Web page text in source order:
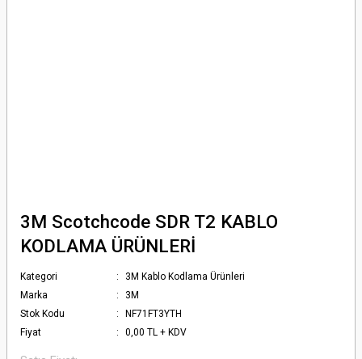
3M Scotchcode SDR T2 KABLO
KODLAMA ÜRÜNLERİ
Kategori
3M Kablo Kodlama Ürünleri
Marka
3M
Stok Kodu
NF71FT3YTH
Fiyat
0,00 TL + KDV